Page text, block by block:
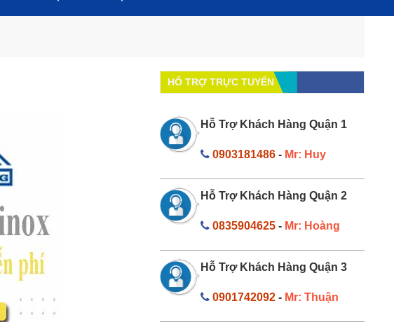
HỔ TRỢ TRỰC TUYẾN
Hỗ Trợ Khách Hàng Quận 1
0903181486 - Mr: Huy
Hỗ Trợ Khách Hàng Quận 2
0835904625 - Mr: Hoàng
Hỗ Trợ Khách Hàng Quận 3
0901742092 - Mr: Thuận